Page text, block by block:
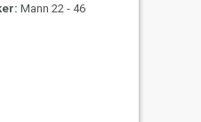
Mann 22 - 46